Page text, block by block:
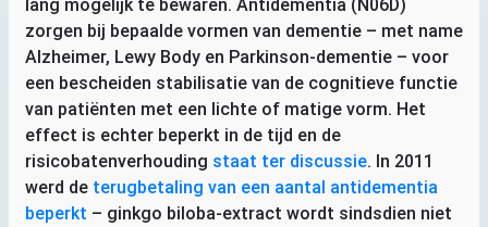
lang mogelijk te bewaren. Antidementia (N06D)
zorgen bij bepaalde vormen van dementie – met name
Alzheimer, Lewy Body en Parkinson-dementie – voor
een bescheiden stabilisatie van de cognitieve functie
van patiënten met een lichte of matige vorm. Het
effect is echter beperkt in de tijd en de
risicobatenverhouding staat ter discussie. In 2011
werd de terugbetaling van een aantal antidementia
beperkt – ginkgo biloba-extract wordt sindsdien niet